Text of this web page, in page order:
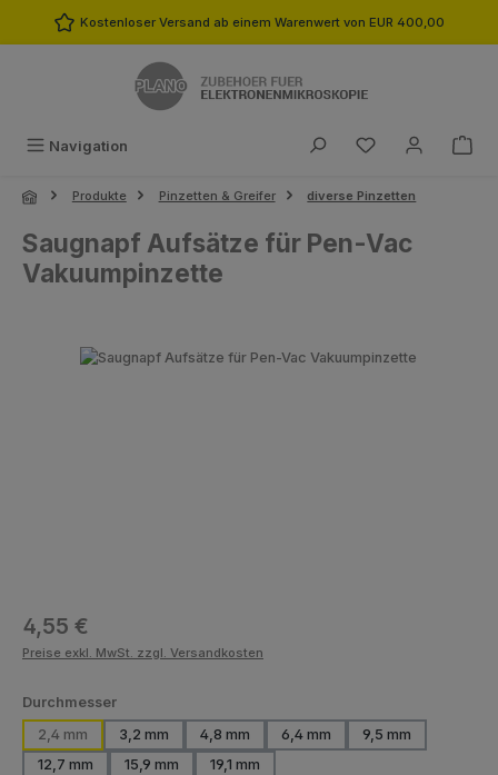
Zum Hauptinhalt springen
Kostenloser Versand ab einem Warenwert von EUR 400,00
Navigation Du hast 0
Produkte Pinzetten & Greifer diverse Pinzetten
Saugnapf Aufsätze für Pen-Vac
Vakuumpinzette
Bildergalerie überspringen
Regulärer Preis:
4,55 €
Preise exkl. MwSt. zzgl. Versandkosten
Durchmesserauswählen
2,4 mm
3,2 mm 4,8 mm 6,4 mm
9,5 mm
12,7 mm
15,9 mm
19,1 mm